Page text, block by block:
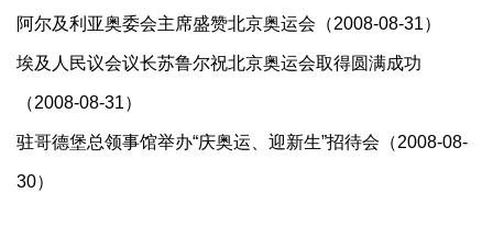
阿尔及利亚奥委会主席盛赞北京奥运会（2008-08-31）
埃及人民议会议长苏鲁尔祝北京奥运会取得圆满成功
（2008-08-31）
驻哥德堡总领事馆举办“庆奥运、迎新生”招待会（2008-08-
30）